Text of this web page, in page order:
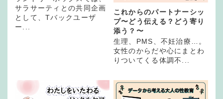
サラサーティとの共同企画
として、Tバックユーザ
ー...
これからのパートナーシッ
プ〜どう伝える？どう寄り
添う？〜
生理、PMS、不妊治療…。
女性のからだや心にまとわ
りついてくる体調不...